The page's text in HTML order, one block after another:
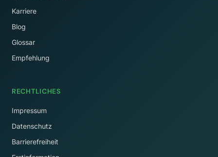
Karriere
Blog
Glossar
Empfehlung
RECHTLICHES
Impressum
Datenschutz
Barrierefreiheit